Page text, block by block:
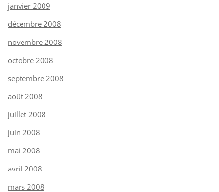
janvier 2009
décembre 2008
novembre 2008
octobre 2008
septembre 2008
août 2008
juillet 2008
juin 2008
mai 2008
avril 2008
mars 2008